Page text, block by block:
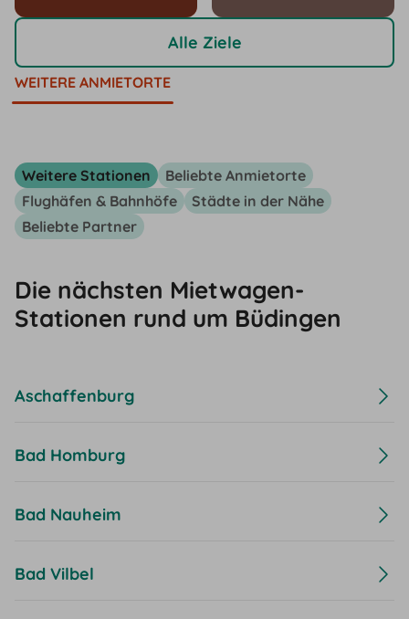
Alle Ziele
WEITERE ANMIETORTE
Weitere Stationen
Beliebte Anmietorte
Flughäfen & Bahnhöfe
Städte in der Nähe
Beliebte Partner
Die nächsten Mietwagen-
Stationen rund um Büdingen
Aschaffenburg
Bad Homburg
Bad Nauheim
Bad Vilbel